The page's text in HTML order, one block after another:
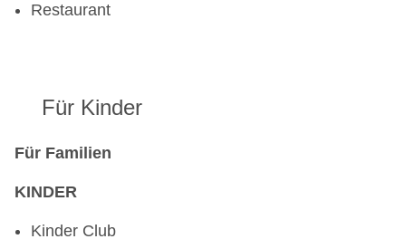
Restaurant
Für Kinder
Für Familien
KINDER
Kinder Club